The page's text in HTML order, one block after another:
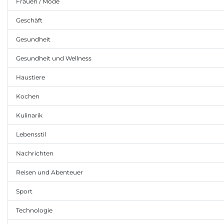
Geschäft
Gesundheit
Gesundheit und Wellness
Haustiere
Kochen
Kulinarik
Lebensstil
Nachrichten
Reisen und Abenteuer
Sport
Technologie